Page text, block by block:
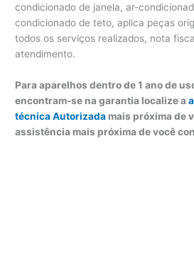
condicionado de janela, ar-
condicionado de teto, aplica peças
todos os serviços realizados, nota
atendimento.
Para aparelhos dentro de 1 ano de
encontram-se na garantia localize a
técnica Autorizada mais próxima de
assistência mais próxima de você